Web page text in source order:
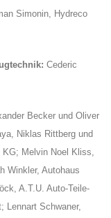
Simonin, Hydreco
Cederic
Becker und Oliver
Niklas Rittberg und
Melvin Noel Kliss,
Winkler, Autohaus
A.T.U. Auto-Teile-
Lennart Schwaner,